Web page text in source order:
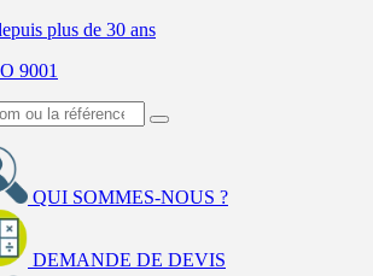
plus de 30 ans
9001
QUI SOMMES-NOUS ?
DEMANDE DE DEVIS